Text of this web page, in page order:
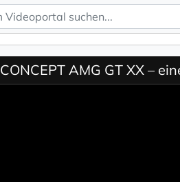
CONCEPT AMG GT XX –